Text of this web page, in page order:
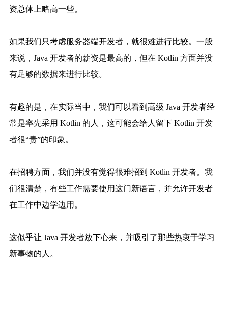
资总体上略高一些。
如果我们只考虑服务器端开发者，就很难进行比较。一般
来说，Java 开发者的薪资是最高的，但在 Kotlin 方面并没
有足够的数据来进行比较。
有趣的是，在实际当中，我们可以看到高级 Java 开发者经
常是率先采用 Kotlin 的人，这可能会给人留下 Kotlin 开发
者很“贵”的印象。
在招聘方面，我们并没有觉得很难招到 Kotlin 开发者。我
们很清楚，有些工作需要使用这门新语言，并允许开发者
在工作中边学边用。
这似乎让 Java 开发者放下心来，并吸引了那些热衷于学习
新事物的人。